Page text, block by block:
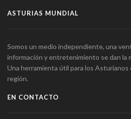
ASTURIAS MUNDIAL
Somos un medio independiente, una
información y entretenimiento se dan la
Una herramienta útil para los Asturianos
región.
EN CONTACTO